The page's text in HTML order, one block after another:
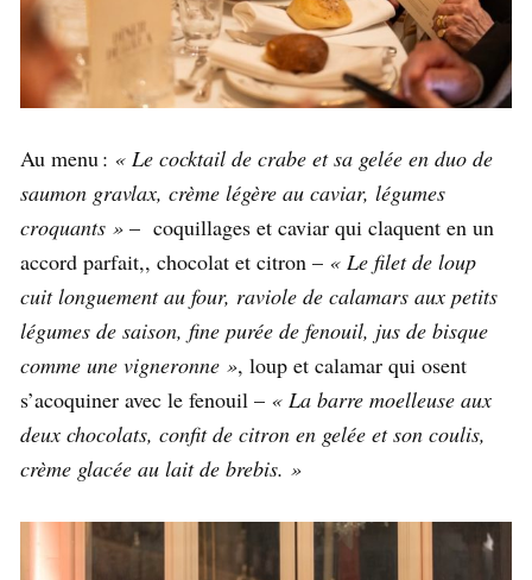
Au menu : « Le cocktail de crabe et sa gelée en duo de
saumon gravlax, crème légère au caviar, légumes
croquants » – coquillages et caviar qui claquent en un
accord parfait,, chocolat et citron – « Le filet de loup
cuit longuement au four, raviole de calamars aux petits
légumes de saison, fine purée de fenouil, jus de bisque
comme une vigneronne », loup et calamar qui osent
s’acoquiner avec le fenouil – « La barre moelleuse aux
deux chocolats, confit de citron en gelée et son coulis,
crème glacée au lait de brebis. »